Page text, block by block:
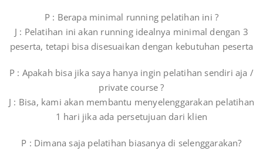
P : Berapa minimal running pelatihan ini ?
J : Pelatihan ini akan running idealnya minimal dengan 3
peserta, tetapi bisa disesuaikan dengan kebutuhan peserta
P : Apakah bisa jika saya hanya ingin pelatihan sendiri aja /
private course ?
J : Bisa, kami akan membantu menyelenggarakan pelatihan
1 hari jika ada persetujuan dari klien
P : Dimana saja pelatihan biasanya di selenggarakan?